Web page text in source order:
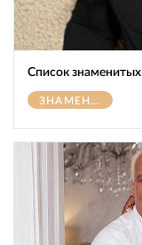
Список знаменитых
ЗНАМЕНИТОСТИ